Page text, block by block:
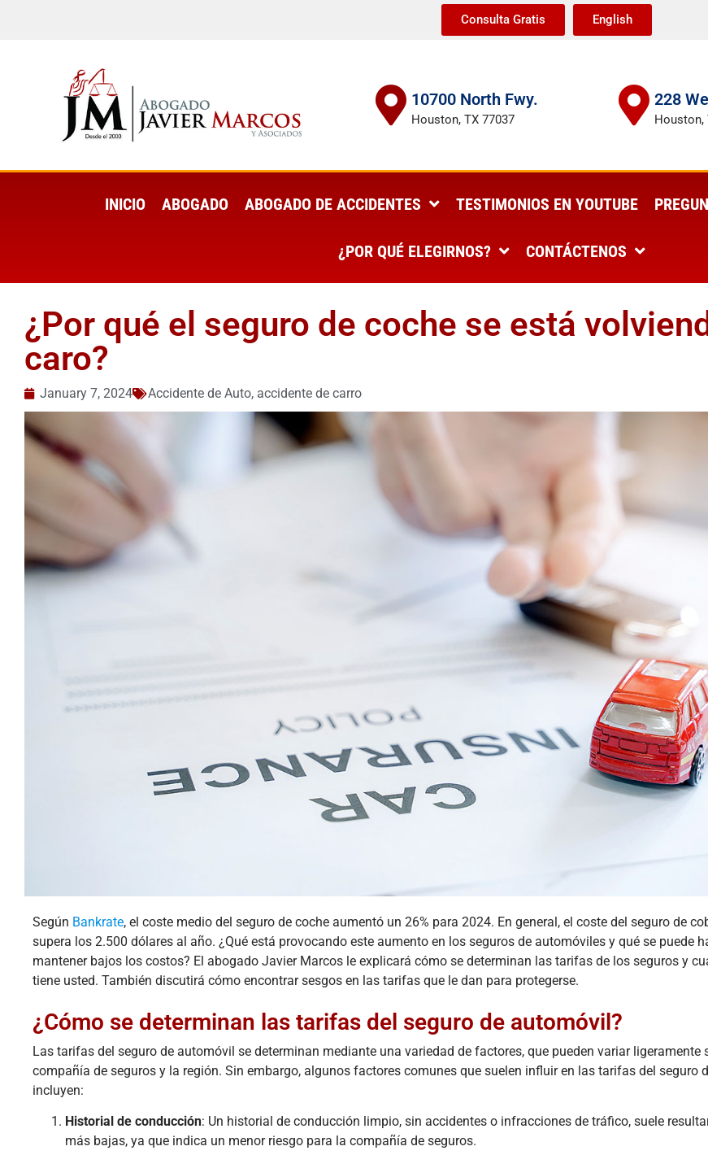
Consulta Gratis English
10700 North Fwy.
Houston, TX 77037
228
Houston,
INICIO ABOGADO ABOGADO DE ACCIDENTES TESTIMONIOS EN YOUTUBE
¿POR QUÉ ELEGIRNOS? CONTÁCTENOS
¿Por qué el seguro de coche se está
caro?
January 7, 2024 Accidente de Auto, accidente de carro
Según Bankrate, el coste medio del seguro de coche aumentó un 26% para 2024. En general, el coste del seguro de
supera los 2.500 dólares al año. ¿Qué está provocando este aumento en los seguros de automóviles y qué se puede
mantener bajos los costos? El abogado Javier Marcos le explicará cómo se determinan las tarifas de los seguros y
tiene usted. También discutirá cómo encontrar sesgos en las tarifas que le dan para protegerse.
¿Cómo se determinan las tarifas del seguro de automóvil?
Las tarifas del seguro de automóvil se determinan mediante una variedad de factores, que pueden variar ligeramente
compañía de seguros y la región. Sin embargo, algunos factores comunes que suelen influir en las tarifas del seguro
incluyen:
Historial de conducción: Un historial de conducción limpio, sin accidentes o infracciones de tráfico, suele
más bajas, ya que indica un menor riesgo para la compañía de seguros.
La
Actualización
FMCSA
Reclamo
por
Accidente
de Camión
January 30, 2026
la seguridad y
los litigios en el
está
de